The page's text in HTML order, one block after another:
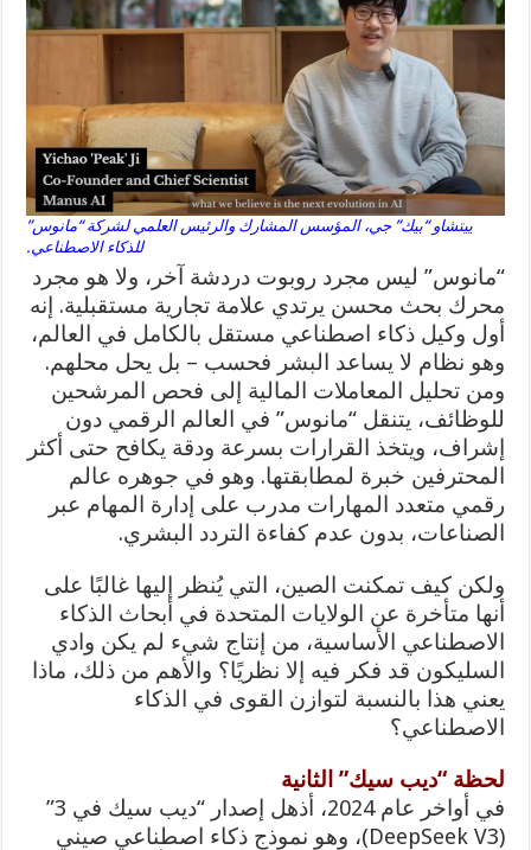
ييتشاو “بيك” جي، المؤسس المشارك والرئيس العلمي لشركة “مانوس”
للذكاء الاصطناعي.
“مانوس” ليس مجرد روبوت دردشة آخر، ولا هو مجرد
محرك بحث محسن يرتدي علامة تجارية مستقبلية. إنه
أول وكيل ذكاء اصطناعي مستقل بالكامل في العالم،
وهو نظام لا يساعد البشر فحسب – بل يحل محلهم.
ومن تحليل المعاملات المالية إلى فحص المرشحين
للوظائف، يتنقل “مانوس” في العالم الرقمي دون
إشراف، ويتخذ القرارات بسرعة ودقة يكافح حتى أكثر
المحترفين خبرة لمطابقتها. وهو في جوهره عالم
رقمي متعدد المهارات مدرب على إدارة المهام عبر
الصناعات، بدون عدم كفاءة التردد البشري.
ولكن كيف تمكنت الصين، التي يُنظر إليها غالبًا على
أنها متأخرة عن الولايات المتحدة في أبحاث الذكاء
الاصطناعي الأساسية، من إنتاج شيء لم يكن وادي
السليكون قد فكر فيه إلا نظريًا؟ والأهم من ذلك، ماذا
يعني هذا بالنسبة لتوازن القوى في الذكاء
الاصطناعي؟
لحظة “ديب سيك” الثانية
في أواخر عام 2024، أذهل إصدار “ديب سيك في 3”
(DeepSeek V3)، وهو نموذج ذكاء اصطناعي صيني